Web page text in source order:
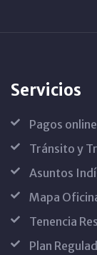
Servicios
Pagos online
Tránsito y
Asuntos
Mapa
Tenencia
Plan